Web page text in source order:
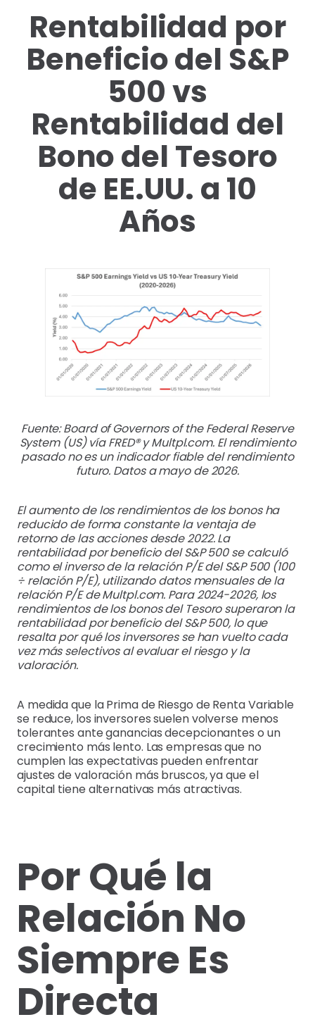
Rentabilidad por
Beneficio del S&P
500 vs
Rentabilidad del
Bono del Tesoro
de EE.UU. a 10
Años
Fuente: Board of Governors of the Federal Reserve
System (US) vía FRED® y Multpl.com. El rendimiento
pasado no es un indicador fiable del rendimiento
futuro. Datos a mayo de 2026.
El aumento de los rendimientos de los bonos ha
reducido de forma constante la ventaja de
retorno de las acciones desde 2022. La
rentabilidad por beneficio del S&P 500 se calculó
como el inverso de la relación P/E del S&P 500 (100
÷ relación P/E), utilizando datos mensuales de la
relación P/E de Multpl.com. Para 2024-2026, los
rendimientos de los bonos del Tesoro superaron la
rentabilidad por beneficio del S&P 500, lo que
resalta por qué los inversores se han vuelto cada
vez más selectivos al evaluar el riesgo y la
valoración.
A medida que la Prima de Riesgo de Renta Variable
se reduce, los inversores suelen volverse menos
tolerantes ante ganancias decepcionantes o un
crecimiento más lento. Las empresas que no
cumplen las expectativas pueden enfrentar
ajustes de valoración más bruscos, ya que el
capital tiene alternativas más atractivas.
Por Qué la
Relación No
Siempre Es
Directa